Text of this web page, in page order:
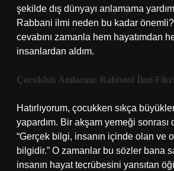
şekilde dış dünyayı anlamama
Rabbani ilmi neden bu kadar
cevabını zamanla hem hayatımdan
insanlardan aldım.
Çocukluk Anılarım: Rabbani İlmi
Hatırlıyorum, çocukken sıkça
yapardım. Bir akşam yemeği sonrası
“Gerçek bilgi, insanın içinde olan ve
bilgidir.” O zamanlar bu sözler bana
insanın hayat tecrübesini yansıtan